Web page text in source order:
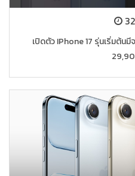
เปิดตัว IPhone 17 รุ่นเริ่มต้น